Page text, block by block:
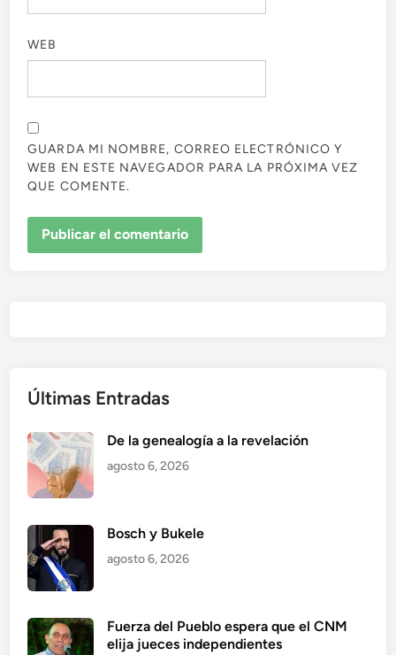
WEB
GUARDA MI NOMBRE, CORREO ELECTRÓNICO Y
WEB EN ESTE NAVEGADOR PARA LA PRÓXIMA VEZ
QUE COMENTE.
Últimas Entradas
De la genealogía a la revelación
agosto 6, 2026
Bosch y Bukele
agosto 6, 2026
Fuerza del Pueblo espera que el CNM
elija jueces independientes